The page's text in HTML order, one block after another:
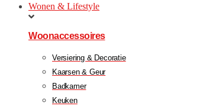
Wonen & Lifestyle
Woonaccessoires
Versiering & Decoratie
Kaarsen & Geur
Badkamer
Keuken